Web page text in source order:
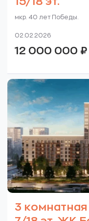
мкр. 40 лет Победы.
02.02.2026
12 000 000 ₽
3